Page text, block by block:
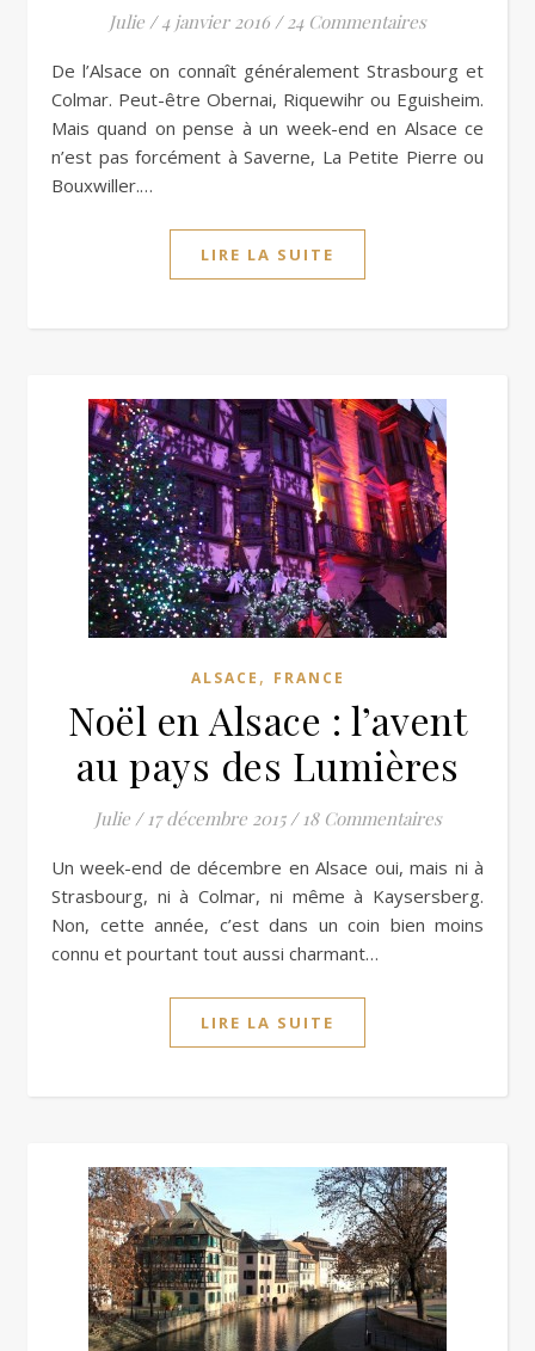
Julie / 4 janvier 2016 / 24 Commentaires
De l’Alsace on connaît généralement Strasbourg et
Colmar. Peut-être Obernai, Riquewihr ou Eguisheim.
Mais quand on pense à un week-end en Alsace ce
n’est pas forcément à Saverne, La Petite Pierre ou
Bouxwiller.…
LIRE LA SUITE
ALSACE , FRANCE
Noël en Alsace : l’avent
au pays des Lumières
Julie / 17 décembre 2015 / 18 Commentaires
Un week-end de décembre en Alsace oui, mais ni à
Strasbourg, ni à Colmar, ni même à Kaysersberg.
Non, cette année, c’est dans un coin bien moins
connu et pourtant tout aussi charmant…
LIRE LA SUITE